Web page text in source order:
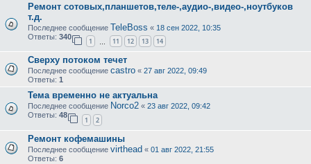
Ремонт сотовых,планшетов,теле-,аудио-,видео-,ноутбуков
т.д.
Последнее сообщение TeleBoss « 18 сен 2022, 10:35
Ответы: 340
1 11 12 13 14
Сверху потоком течет
Последнее сообщение castro « 27 авг 2022, 09:49
Ответы: 1
Тема временно не актуальна
Последнее сообщение Norco2 « 23 авг 2022, 09:42
Ответы: 48
1 2
Ремонт кофемашины
Последнее сообщение virthead « 01 авг 2022, 21:55
Ответы: 6